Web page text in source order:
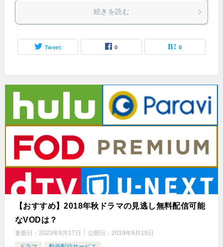
続きを読む
Tweet 0 0
【おすすめ】2018年秋ドラマの見逃し無料配信可能
なVODは？
更新日： 2023年8月17日 公開日： 2019年9月19日